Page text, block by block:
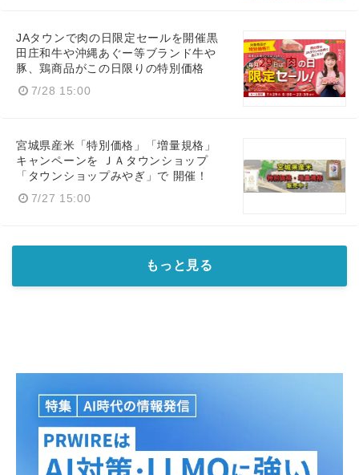
JAタウンで肉の日限定セールを開催黒
田庄和牛や沖縄あぐー等ブランド牛や
豚、鶏商品がこの日限りの特別価格
7/28 15:00
宮城県産米「特別価格」「増量規格」
キャンペーンを ＪＡタウンショップ
「タウンショップみやぎ」で 開催！
7/27 15:00
もっと見る